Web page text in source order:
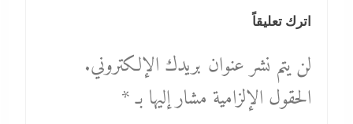
اترك تعليقاً
لن يتم نشر عنوان بريدك الإلكتروني.
الحقول الإلزامية مشار إليها بـ*